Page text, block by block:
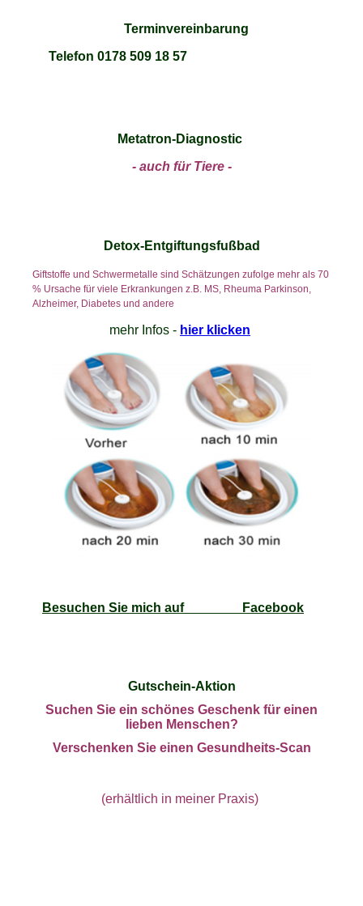
Terminvereinbarung
Telefon 0178 509 18 57
Metatron-Diagnostic
- auch für Tiere -
Detox-Entgiftungsfußbad
Giftstoffe und Schwermetalle sind Schätzungen zufolge mehr als 70
% Ursache für viele Erkrankungen z.B. MS, Rheuma Parkinson,
Alzheimer, Diabetes und andere
mehr Infos - hier klicken
Besuchen Sie mich auf Facebook
Gutschein-Aktion
Suchen Sie ein schönes Geschenk für einen
lieben Menschen?
Verschenken Sie einen Gesundheits-Scan
(erhältlich in meiner Praxis)